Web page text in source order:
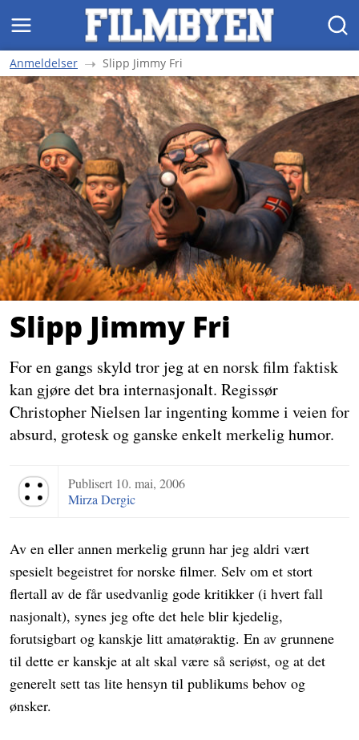
MENY SØK
Anmeldelser Slipp Jimmy Fri
Slipp Jimmy Fri
For en gangs skyld tror jeg at en norsk film faktisk
kan gjøre det bra internasjonalt. Regissør
Christopher Nielsen lar ingenting komme i veien for
absurd, grotesk og ganske enkelt merkelig humor.
Terningkast 4Publisert 10. mai, 2006
Mirza Dergic
Av en eller annen merkelig grunn har jeg aldri vært
spesielt begeistret for norske filmer. Selv om et stort
flertall av de får usedvanlig gode kritikker (i hvert fall
nasjonalt), synes jeg ofte det hele blir kjedelig,
forutsigbart og kanskje litt amatøraktig. En av grunnene
til dette er kanskje at alt skal være så seriøst, og at det
generelt sett tas lite hensyn til publikums behov og
ønsker.